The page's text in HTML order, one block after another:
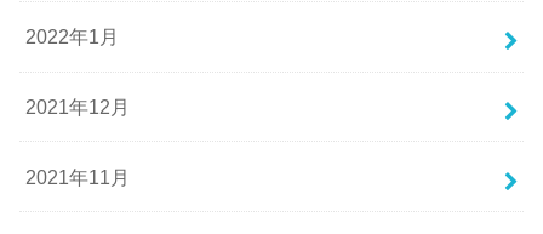
2022年1月
2021年12月
2021年11月